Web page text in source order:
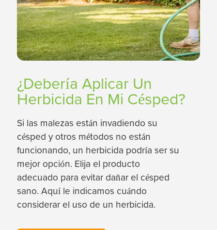
¿Debería Aplicar Un
Herbicida En Mi Césped?
Si las malezas están invadiendo su
césped y otros métodos no están
funcionando, un herbicida podría ser su
mejor opción. Elija el producto
adecuado para evitar dañar el césped
sano. Aquí le indicamos cuándo
considerar el uso de un herbicida.